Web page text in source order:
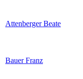
Attenberger Beate
Bauer Franz